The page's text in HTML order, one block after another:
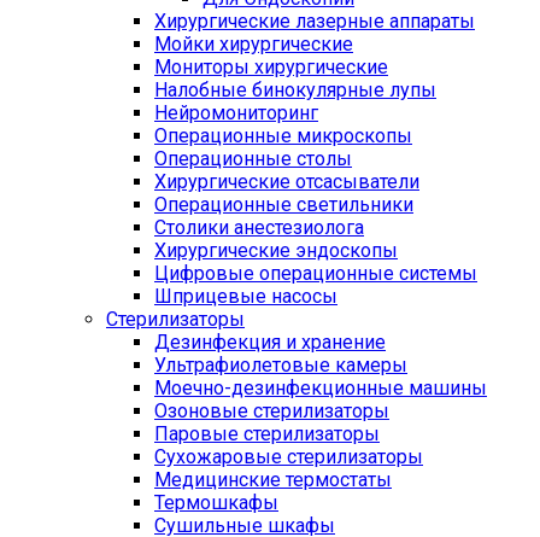
Хирургические лазерные аппараты
Мойки хирургические
Мониторы хирургические
Налобные бинокулярные лупы
Нейромониторинг
Операционные микроскопы
Операционные столы
Хирургические отсасыватели
Операционные светильники
Столики анестезиолога
Хирургические эндоскопы
Цифровые операционные системы
Шприцевые насосы
Стерилизаторы
Дезинфекция и хранение
Ультрафиолетовые камеры
Моечно-дезинфекционные машины
Озоновые стерилизаторы
Паровые стерилизаторы
Сухожаровые стерилизаторы
Медицинские термостаты
Термошкафы
Сушильные шкафы